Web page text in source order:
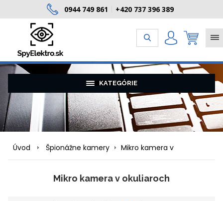
0944 749 861 +420 737 396 389
KATEGÓRIE
Úvod Špionážne kamery
Mikro kamera v
okuliaroch
Mikro kamera v okuliaroch